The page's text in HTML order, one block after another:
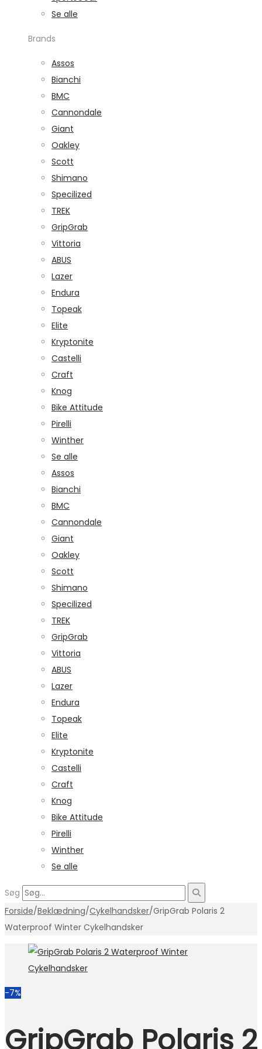
Se alle
Brands
Assos
Bianchi
BMC
Cannondale
Giant
Oakley
Scott
Shimano
Specilized
TREK
GripGrab
Vittoria
ABUS
Lazer
Endura
Topeak
Elite
Kryptonite
Castelli
Craft
Knog
Bike Attitude
Pirelli
Winther
Se alle
Assos
Bianchi
BMC
Cannondale
Giant
Oakley
Scott
Shimano
Specilized
TREK
GripGrab
Vittoria
ABUS
Lazer
Endura
Topeak
Elite
Kryptonite
Castelli
Craft
Knog
Bike Attitude
Pirelli
Winther
Se alle
Søg
Forside/Beklædning/Cykelhandsker/GripGrab Polaris 2
Waterproof Winter Cykelhandsker
-7%
GripGrab Polaris 2